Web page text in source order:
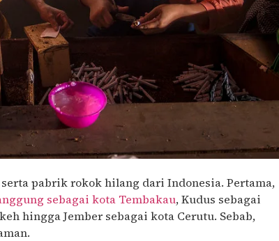
pabrik rokok hilang dari Indonesia. Pertama,
sebagai kota Tembakau, Kudus sebagai
hingga Jember sebagai kota Cerutu. Sebab,